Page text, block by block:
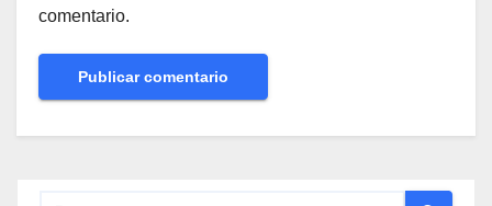
comentario.